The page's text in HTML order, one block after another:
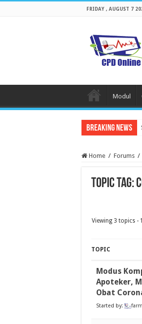
FRIDAY , AUGUST 7
Modul
Breaking News
Home / Forums /
Topic Tag:
Viewing 3 topics -
TOPIC
Modus
Apoteker,
Obat
Started by: